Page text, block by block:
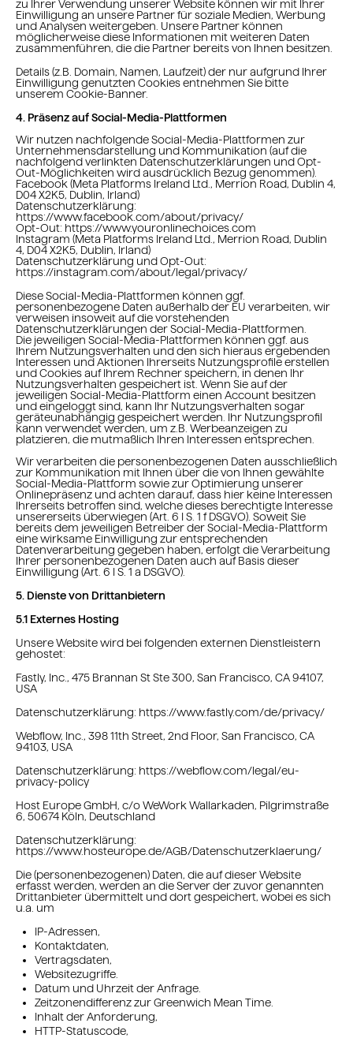
zu Ihrer Verwendung unserer Website können wir mit Ihrer
Einwilligung an unsere Partner für soziale Medien, Werbung
und Analysen weitergeben. Unsere Partner können
möglicherweise diese Informationen mit weiteren Daten
zusammenführen, die die Partner bereits von Ihnen besitzen.
Details (z.B. Domain, Namen, Laufzeit) der nur aufgrund Ihrer
Einwilligung genutzten Cookies entnehmen Sie bitte
unserem Cookie-Banner.
4. Präsenz auf Social-Media-Plattformen
Wir nutzen nachfolgende Social-Media-Plattformen zur
Unternehmensdarstellung und Kommunikation (auf die
nachfolgend verlinkten Datenschutzerklärungen und Opt-
Out-Möglichkeiten wird ausdrücklich Bezug genommen).
Facebook (Meta Platforms Ireland Ltd., Merrion Road, Dublin 4,
D04 X2K5, Dublin, Irland)
Datenschutzerklärung:
https://www.facebook.com/about/privacy/
Opt-Out: https://www.youronlinechoices.com
Instagram (Meta Platforms Ireland Ltd., Merrion Road, Dublin
4, D04 X2K5, Dublin, Irland)
Datenschutzerklärung und Opt-Out:
https://instagram.com/about/legal/privacy/
Diese Social-Media-Plattformen können ggf.
personenbezogene Daten außerhalb der EU verarbeiten, wir
verweisen insoweit auf die vorstehenden
Datenschutzerklärungen der Social-Media-Plattformen.
Die jeweiligen Social-Media-Plattformen können ggf. aus
Ihrem Nutzungsverhalten und den sich hieraus ergebenden
Interessen und Aktionen Ihrerseits Nutzungsprofile erstellen
und Cookies auf Ihrem Rechner speichern, in denen Ihr
Nutzungsverhalten gespeichert ist. Wenn Sie auf der
jeweiligen Social-Media-Plattform einen Account besitzen
und eingeloggt sind, kann Ihr Nutzungsverhalten sogar
geräteunabhängig gespeichert werden. Ihr Nutzungsprofil
kann verwendet werden, um z.B. Werbeanzeigen zu
platzieren, die mutmaßlich Ihren Interessen entsprechen.
Wir verarbeiten die personenbezogenen Daten ausschließlich
zur Kommunikation mit Ihnen über die von Ihnen gewählte
Social-Media-Plattform sowie zur Optimierung unserer
Onlinepräsenz und achten darauf, dass hier keine Interessen
Ihrerseits betroffen sind, welche dieses berechtigte Interesse
unsererseits überwiegen (Art. 6 I S. 1 f DSGVO). Soweit Sie
bereits dem jeweiligen Betreiber der Social-Media-Plattform
eine wirksame Einwilligung zur entsprechenden
Datenverarbeitung gegeben haben, erfolgt die Verarbeitung
Ihrer personenbezogenen Daten auch auf Basis dieser
Einwilligung (Art. 6 I S. 1 a DSGVO).
5. Dienste von Drittanbietern
5.1 Externes Hosting
Unsere Website wird bei folgenden externen Dienstleistern
gehostet:
Fastly, Inc., 475 Brannan St Ste 300, San Francisco, CA 94107,
USA
Datenschutzerklärung: https://www.fastly.com/de/privacy/
Webflow, Inc., 398 11th Street, 2nd Floor, San Francisco, CA
94103, USA
Datenschutzerklärung: https://webflow.com/legal/eu-
privacy-policy
Host Europe GmbH, c/o WeWork Wallarkaden, Pilgrimstraße
6, 50674 Köln, Deutschland
Datenschutzerklärung:
https://www.hosteurope.de/AGB/Datenschutzerklaerung/
Die (personenbezogenen) Daten, die auf dieser Website
erfasst werden, werden an die Server der zuvor genannten
Drittanbieter übermittelt und dort gespeichert, wobei es sich
u.a. um
IP-Adressen,
Kontaktdaten,
Vertragsdaten,
Websitezugriffe.
Datum und Uhrzeit der Anfrage.
Zeitzonendifferenz zur Greenwich Mean Time.
Inhalt der Anforderung,
HTTP-Statuscode,